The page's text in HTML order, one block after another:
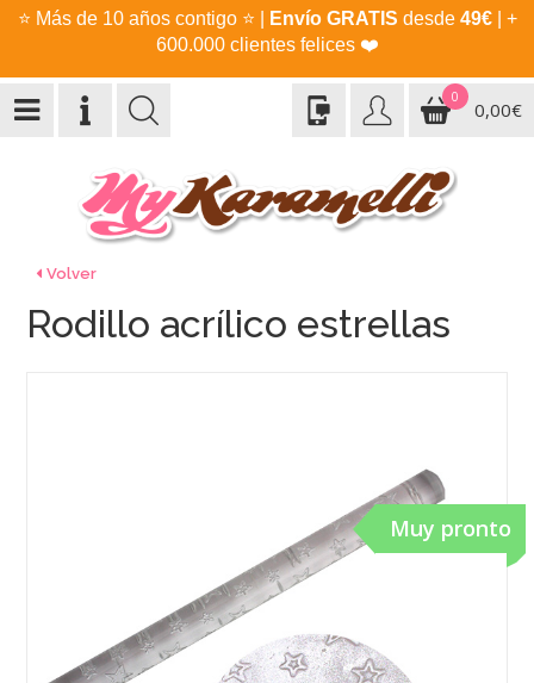
⭐ Más de 10 años contigo ⭐ Envío GRATIS desde 49€| +
600.000 clientes felices ❤️
0
0,00€
Volver
Muy pronto
Rodillo acrílico estrellas